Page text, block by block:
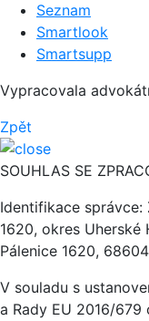
Seznam
Smartlook
Smartsupp
Vypracovala
Zpět
SOUHLAS SE
Identifikace správce:
1620, okres
Pálenice 1620,
V souladu s
a Rady EU 2016/